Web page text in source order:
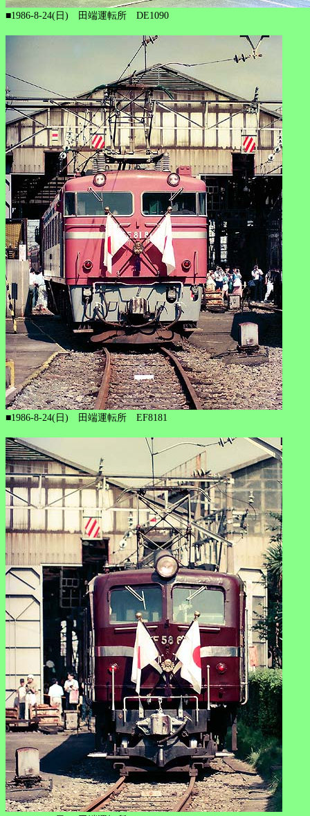
■1986-8-24(日) 田端運転所 DE1090
■1986-8-24(日) 田端運転所 EF8181